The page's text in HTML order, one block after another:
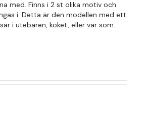
med. Finns i 2 st olika motiv och
i. Detta är den modellen med ett
i utebaren, köket, eller var som.